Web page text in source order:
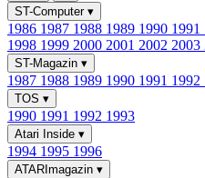
ST-Computer ▾
1986 1987 1988 1989 1990 1991
1998 1999 2000 2001 2002 2003
ST-Magazin ▾
1987 1988 1989 1990 1991 1992
TOS ▾
1990 1991 1992 1993
Atari Inside ▾
1994 1995 1996
ATARImagazin ▾